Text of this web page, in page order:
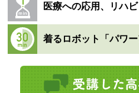
医療への応用、リハ
着るロボット「パワー